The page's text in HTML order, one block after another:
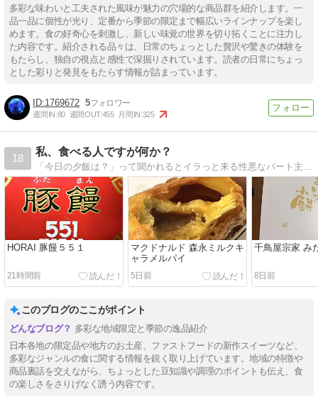
多彩な味わいと工夫された風味が魅力の穴場的な商品群を紹介します。一
品一品に個性が光り、定番から季節の限定まで幅広いラインナップを楽し
めます。食の好奇心を刺激し、新しい味覚の世界を切り拓くことに注力し
た内容です。紹介される品々は、日常のちょっとした贅沢や驚きの体験を
もたらし、独自の視点と感性で深掘りされています。読者の日常にちょっ
とした彩りと発見をもたらす情報が詰まっています。
1769672 5
週間IN:80 週間OUT:455 月間IN:325
18
私、食べる人ですが何か？
「今日の夕飯は？」って聞かれるとイラっと来る性悪なパート主婦です(*´ω｀*)
HORAI 豚饅５５１
21時間前
マクドナルド 森永ミルクキ
ャラメルパイ
5日前
千鳥屋宗家 み
8日前
このブログのここがポイント
多彩な地域限定と季節の逸品紹介
日本各地の限定品や地方のお土産、ファストフードの新作スイーツなど、
多彩なジャンルの食に関する情報を鋭く取り上げています。地域の特徴や
商品裏話を交えながら、ちょっとした豆知識や調理のポイントも伝え、食
の楽しさをさりげなく誘う内容です。